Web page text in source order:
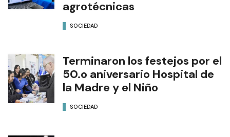
agrotécnicas
SOCIEDAD
Terminaron los festejos por el
50.o aniversario Hospital de
la Madre y el Niño
SOCIEDAD